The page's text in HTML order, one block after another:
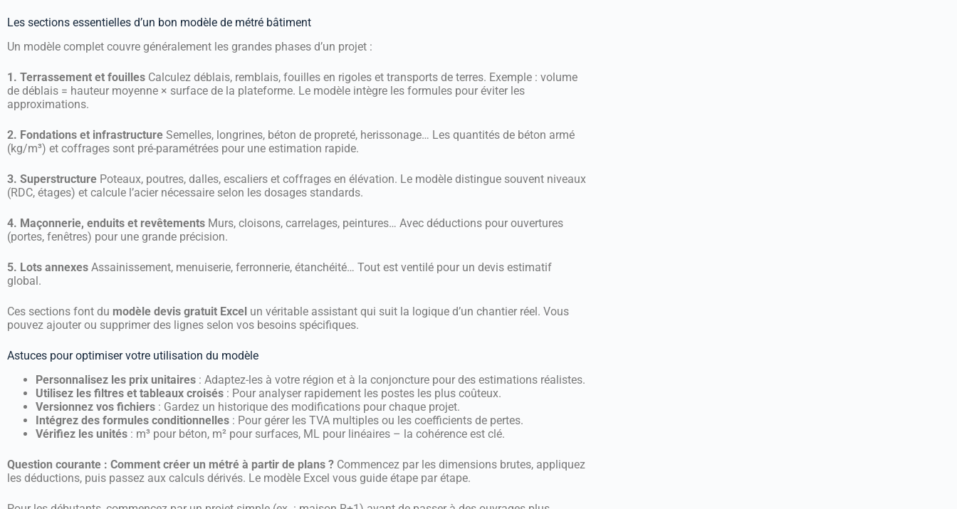
Les sections essentielles d’un bon modèle de métré bâtiment
Un modèle complet couvre généralement les grandes phases d’un projet :
1. Terrassement et fouilles Calculez déblais, remblais, fouilles en rigoles et transports de terres. Exemple : volume
de déblais = hauteur moyenne × surface de la plateforme. Le modèle intègre les formules pour éviter les
approximations.
2. Fondations et infrastructure Semelles, longrines, béton de propreté, herissonage… Les quantités de béton armé
(kg/m³) et coffrages sont pré-paramétrées pour une estimation rapide.
3. Superstructure Poteaux, poutres, dalles, escaliers et coffrages en élévation. Le modèle distingue souvent niveaux
(RDC, étages) et calcule l’acier nécessaire selon les dosages standards.
4. Maçonnerie, enduits et revêtements Murs, cloisons, carrelages, peintures… Avec déductions pour ouvertures
(portes, fenêtres) pour une grande précision.
5. Lots annexes Assainissement, menuiserie, ferronnerie, étanchéité… Tout est ventilé pour un devis estimatif
global.
Ces sections font du modèle devis gratuit Excel un véritable assistant qui suit la logique d’un chantier réel. Vous
pouvez ajouter ou supprimer des lignes selon vos besoins spécifiques.
Astuces pour optimiser votre utilisation du modèle
Personnalisez les prix unitaires : Adaptez-les à votre région et à la conjoncture pour des estimations réalistes.
Utilisez les filtres et tableaux croisés : Pour analyser rapidement les postes les plus coûteux.
Versionnez vos fichiers : Gardez un historique des modifications pour chaque projet.
Intégrez des formules conditionnelles : Pour gérer les TVA multiples ou les coefficients de pertes.
Vérifiez les unités : m³ pour béton, m² pour surfaces, ML pour linéaires – la cohérence est clé.
Question courante : Comment créer un métré à partir de plans ? Commencez par les dimensions brutes, appliquez
les déductions, puis passez aux calculs dérivés. Le modèle Excel vous guide étape par étape.